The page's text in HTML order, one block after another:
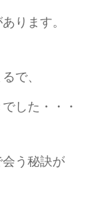
ります。
で、
した・・・
う秘訣が